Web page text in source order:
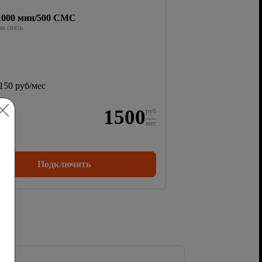
мин/500 СМС
связь
руб/мес
1500 руб
мес
Подключить